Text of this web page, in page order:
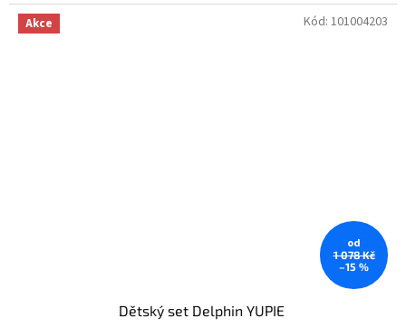
Akce
od
1 078 Kč
–15 %
Dětský set Delphin YUPIE ‎
Kód: 101004203